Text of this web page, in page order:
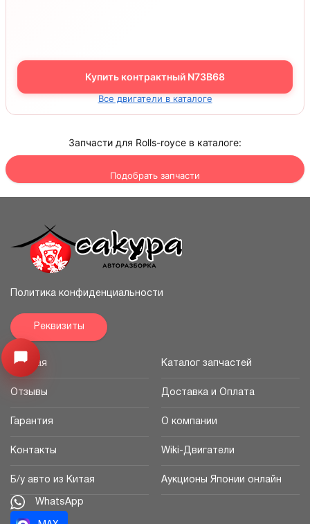
Купить контрактный N73B68
Все двигатели в каталоге
Запчасти для Rolls-royce в каталоге:
Подобрать запчасти
Узнайте цену запчасти -> Открыть меню
Политика конфиденциальности
Реквизиты
Главная Каталог запчастей
Отзывы Доставка и Оплата
Гарантия О компании
Контакты Wiki-Двигатели
Б/у авто из Китая Аукционы Японии онлайн
WhatsApp